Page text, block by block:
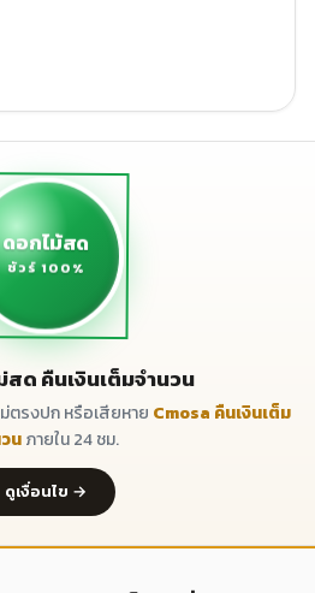
ดอกไม้สด
ชัวร์ 100%
สด คืนเงินเต็มจำนวน
ตรงปก หรือเสียหาย Cmosa คืนเงินเต็ม
นภายใน 24 ชม.
ดูเงื่อนไข →